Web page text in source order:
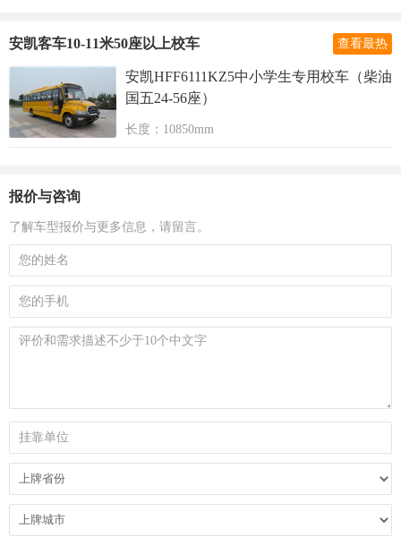
安凯客车10-11米50座以上校车 查看最热
安凯HFF6111KZ5中小学生专用校车（柴油
国五24-56座）
长度：10850mm
报价与咨询
了解车型报价与更多信息，请留言。